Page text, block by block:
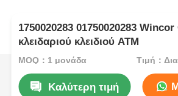
1750020283 01750020283
κλειδαριού κλειδιού ΑΤΜ
MOQ：1 μονάδα
Καλύτερη τιμή